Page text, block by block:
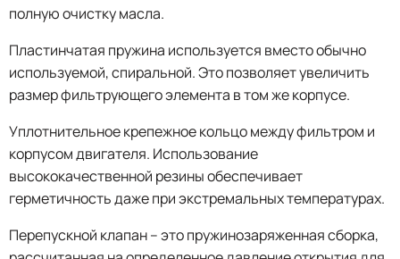
полную очистку масла.
Пластинчатая пружина используется вместо обычно
используемой, спиральной. Это позволяет увеличить
размер фильтрующего элемента в том же корпусе.
Уплотнительное крепежное кольцо между фильтром и
корпусом двигателя. Использование
высококачественной резины обеспечивает
герметичность даже при экстремальных температурах.
Перепускной клапан – это пружинозаряженная сборка,